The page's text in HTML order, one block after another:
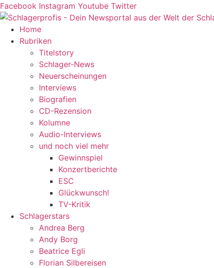
Zum
Inhalt
springen
Facebook Instagram Youtube Twitter
Home
Rubriken
Titelstory
Schlager-News
Neuerscheinungen
Interviews
Biografien
CD-Rezension
Kolumne
Audio-Interviews
und noch viel mehr
Gewinnspiel
Konzertberichte
ESC
Glückwunsch!
TV-Kritik
Schlagerstars
Andrea Berg
Andy Borg
Beatrice Egli
Florian Silbereisen